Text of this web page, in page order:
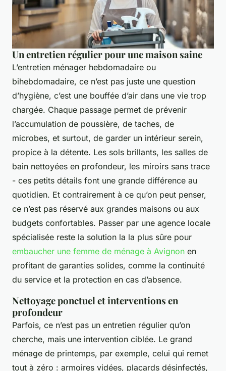
Un entretien régulier pour une maison saine
L’entretien ménager hebdomadaire ou
bihebdomadaire, ce n’est pas juste une question
d’hygiène, c’est une bouffée d’air dans une vie trop
chargée. Chaque passage permet de prévenir
l’accumulation de poussière, de taches, de
microbes, et surtout, de garder un intérieur serein,
propice à la détente. Les sols brillants, les salles de
bain nettoyées en profondeur, les miroirs sans trace
- ces petits détails font une grande différence au
quotidien. Et contrairement à ce qu’on peut penser,
ce n’est pas réservé aux grandes maisons ou aux
budgets confortables. Passer par une agence locale
spécialisée reste la solution la la plus sûre pour
embaucher une femme de ménage à Avignon en
profitant de garanties solides, comme la continuité
du service et la protection en cas d’absence.
Nettoyage ponctuel et interventions en
profondeur
Parfois, ce n’est pas un entretien régulier qu’on
cherche, mais une intervention ciblée. Le grand
ménage de printemps, par exemple, celui qui remet
tout à zéro : armoires vidées, placards désinfectés,